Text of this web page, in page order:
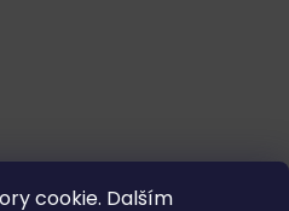
cookie. Dalším